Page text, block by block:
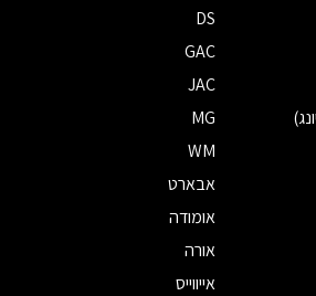
DS
GAC
JAC
MG
WM
אבארט
אומודה
אורה
אייווייס